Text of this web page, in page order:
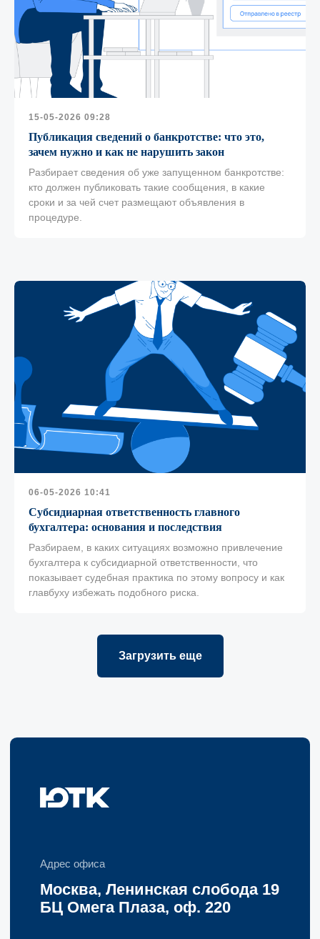
15-05-2026 09:28
Публикация сведений о банкротстве: что это,
зачем нужно и как не нарушить закон
Разбирает сведения об уже запущенном банкротстве:
кто должен публиковать такие сообщения, в какие
сроки и за чей счет размещают объявления в
процедуре.
06-05-2026 10:41
Субсидиарная ответственность главного
бухгалтера: основания и последствия
Разбираем, в каких ситуациях возможно привлечение
бухгалтера к субсидиарной ответственности, что
показывает судебная практика по этому вопросу и как
главбуху избежать подобного риска.
Загрузить еще